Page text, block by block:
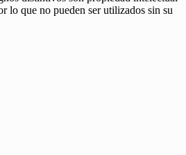
lo que no pueden ser utilizados sin su